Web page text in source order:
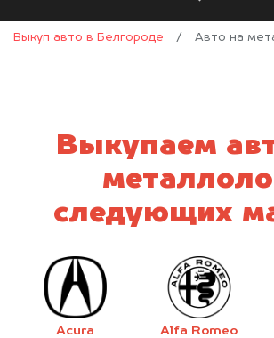
Выкуп авто в Белгороде / Авто на
Выкупаем
следующих
Acura Alfa Romeo